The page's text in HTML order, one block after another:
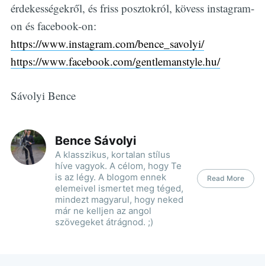
érdekességekről, és friss posztokról, kövess instagram-
on és facebook-on:
https://www.instagram.com/bence_savolyi/
https://www.facebook.com/gentlemanstyle.hu/
Sávolyi Bence
Bence Sávolyi
A klasszikus, kortalan stílus
híve vagyok. A célom, hogy Te
is az légy. A blogom ennek
elemeivel ismertet meg téged,
mindezt magyarul, hogy neked
már ne kelljen az angol
szövegeket átrágnod. ;)
Read More